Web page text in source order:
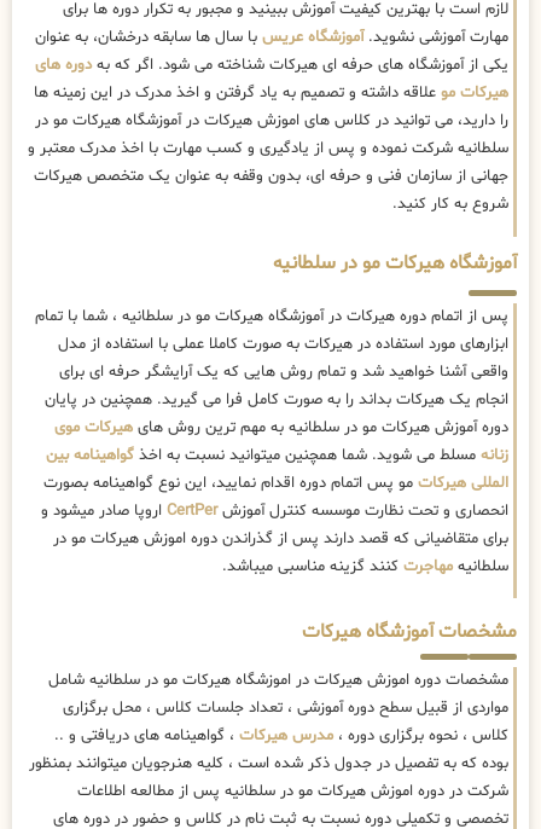
لازم است با بهترین کیفیت آموزش ببینید و مجبور به تکرار دوره ها برای
مهارت آموزشی نشوید.آموزشگاه عریس با سال ها سابقه درخشان، به عنوان
یکی از آموزشگاه های حرفه ای هیرکات شناخته می شود. اگر که بهدوره های
هیرکات مو علاقه داشته و تصمیم به یاد گرفتن و اخذ مدرک در این زمینه ها
را دارید، می توانید در کلاس های اموزش هیرکات در آموزشگاه هیرکات مو در
سلطانیه شرکت نموده و پس از یادگیری و کسب مهارت با اخذ مدرک معتبر و
جهانی از سازمان فنی و حرفه ای، بدون وقفه به عنوان یک متخصص هیرکات
شروع به کار کنید.
آموزشگاه هیرکات مو در سلطانیه
پس از اتمام دوره هیرکات در آموزشگاه هیرکات مو در سلطانیه ، شما با تمام
ابزارهای مورد استفاده در هیرکات به صورت کاملا عملی با استفاده از مدل
واقعی آشنا خواهید شد و تمام روش هایی که یک آرایشگر حرفه ای برای
انجام یک هیرکات بداند را به صورت کامل فرا می گیرید. همچنین در پایان
دوره آموزش هیرکات مو در سلطانیه به مهم ترین روش های هیرکات موی
زنانه مسلط می شوید. شما همچنین میتوانید نسبت به اخذ گواهینامه بین
المللی هیرکات مو پس اتمام دوره اقدام نمایید، این نوع گواهینامه بصورت
انحصاری و تحت نظارت موسسه کنترل آموزشCertPer اروپا صادر میشود و
برای متقاضیانی که قصد دارند پس از گذراندن دوره اموزش هیرکات مو در
سلطانیه مهاجرت کنند گزینه مناسبی میباشد.
مشخصات آموزشگاه هیرکات
مشخصات دوره اموزش هیرکات در اموزشگاه هیرکات مو در سلطانیه شامل
مواردی از قبیل سطح دوره آموزشی ، تعداد جلسات کلاس ، محل برگزاری
کلاس ، نحوه برگزاری دوره ، مدرس هیرکات ، گواهینامه های دریافتی و ..
بوده که به تفصیل در جدول ذکر شده است ، کلیه هنرجویان میتوانند بمنظور
شرکت در دوره اموزش هیرکات مو در سلطانیه پس از مطالعه اطلاعات
تخصصی و تکمیلی دوره نسبت به ثبت نام در کلاس و حضور در دوره های